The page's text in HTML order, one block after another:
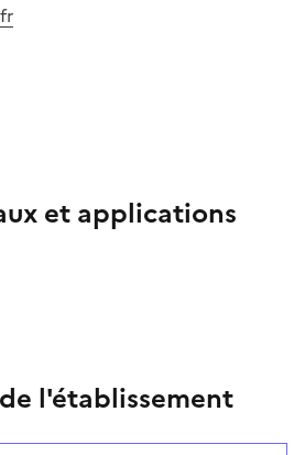
et applications
l'établissement